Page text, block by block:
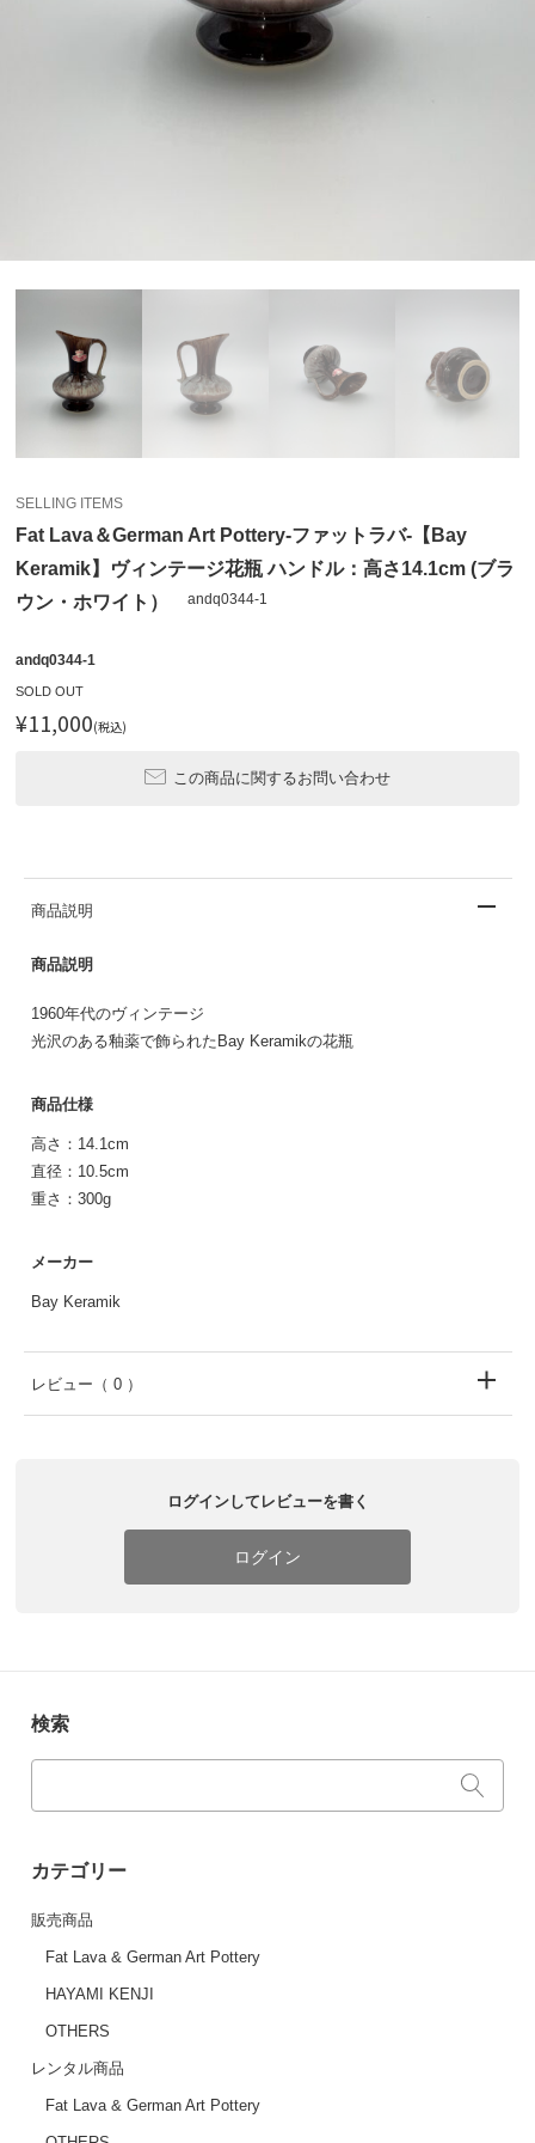
SELLING ITEMS
Fat Lava＆German Art Pottery-ファットラバ-【Bay
Keramik】ヴィンテージ花瓶 ハンドル：高さ14.1cm (ブラ
ウン・ホワイト）
andq0344-1
andq0344-1
SOLD OUT
¥11,000(税込)
この商品に関するお問い合わせ
商品説明
商品説明
1960年代のヴィンテージ
光沢のある釉薬で飾られたBay Keramikの花瓶
商品仕様
高さ：14.1cm
直径：10.5cm
重さ：300g
メーカー
Bay Keramik
レビュー （ 0 ）
ログインしてレビューを書く
ログイン
検索
カテゴリー
販売商品
Fat Lava & German Art Pottery
HAYAMI KENJI
OTHERS
レンタル商品
Fat Lava & German Art Pottery